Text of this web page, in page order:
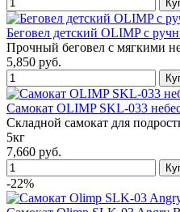
Беговел детский OLIMP с
Прочный беговел с мягкими
5,850 руб.
Cамокат OLIMP SKL-033
Складной самокат для
5кг
7,660 руб.
-22%